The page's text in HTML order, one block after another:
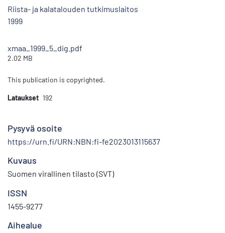
Riista- ja kalatalouden tutkimuslaitos
1999
xmaa_1999_5_dig.pdf
2.02 MB
This publication is copyrighted.
Lataukset 192
Pysyvä osoite
https://urn.fi/URN:NBN:fi-fe2023013115637
Kuvaus
Suomen virallinen tilasto (SVT)
ISSN
1455-9277
Aihealue